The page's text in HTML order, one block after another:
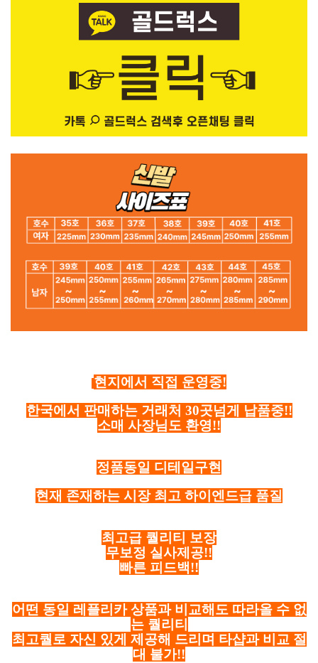
현지에서 직접 운영중!
한국에서 판매하는 거래처 30곳넘게 납품중!!
소매 사장님도 환영!!
정품동일 디테일구현
현재 존재하는 시장 최고 하이엔드급 품질
최고급 퀄리티 보장
무보정 실사제공!!
빠른 피드백!!
어떤 동일 레플리카 상품과 비교해도 따라올 수 없
는 퀄리티
최고퀄로 자신 있게 제공해 드리며 타샵과 비교 절
대 불가!!